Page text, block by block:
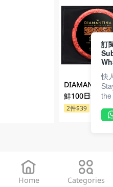
DIAMANTINA
鮮100日穀飼
150克
2件$39
Home Categories
訂
快